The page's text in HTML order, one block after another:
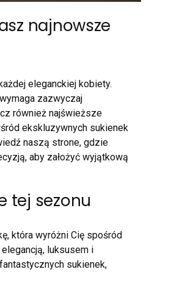
najnowsze
eleganckiej kobiety.
zazwyczaj
również najświeższe
ekskluzywnych sukienek
naszą strone, gdzie
aby założyć wyjątkową
tej sezonu
która wyróżni Cię spośród
luksusem i
sukienek,